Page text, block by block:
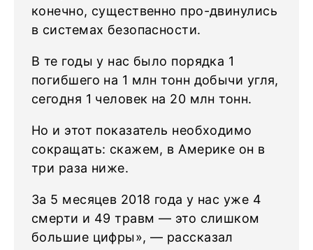
конечно, существенно про-двинулись
в системах безопасности.
В те годы у нас было порядка 1
погибшего на 1 млн тонн добычи угля,
сегодня 1 человек на 20 млн тонн.
Но и этот показатель необходимо
сокращать: скажем, в Америке он в
три раза ниже.
За 5 месяцев 2018 года у нас уже 4
смерти и 49 травм — это слишком
большие цифры», — рассказал